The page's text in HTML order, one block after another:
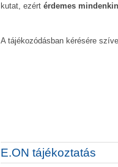
kutat, ezért érdemes
A tájékozódásban kérésére
E.ON tájékoztatás